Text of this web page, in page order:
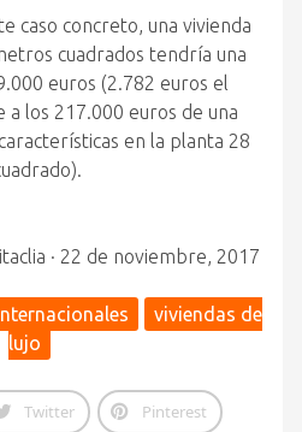
caso concreto, una vivienda
cuadrados tendría una
euros (2.782 euros el
los 217.000 euros de una
en la planta 28
· 22 de noviembre, 2017
viviendas de
lujo
Twitter Pinterest